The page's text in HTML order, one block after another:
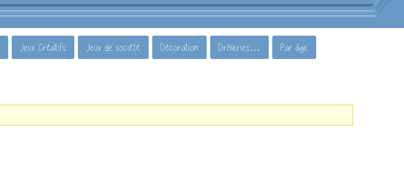
Jeux Créatifs Jeux de société Décoration Drôleries… Par âge